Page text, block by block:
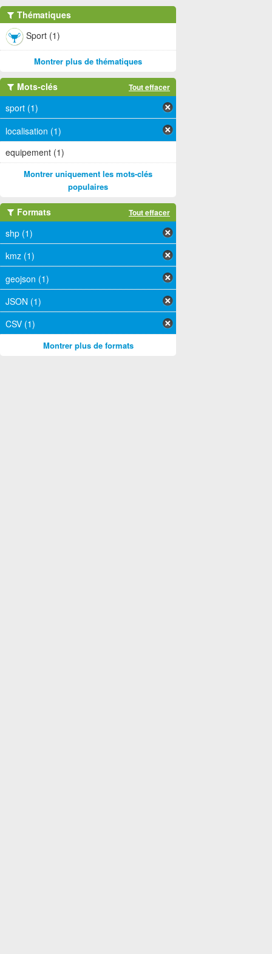
Thématiques
Sport (1)
Montrer plus de thématiques
Mots-clés Tout effacer
sport (1)
localisation (1)
equipement (1)
Montrer uniquement les mots-clés
populaires
Formats Tout effacer
shp (1)
kmz (1)
geojson (1)
JSON (1)
CSV (1)
Montrer plus de formats